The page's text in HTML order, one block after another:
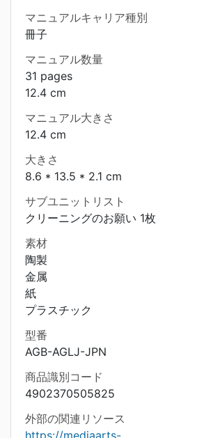
マニュアルキャリア種別
冊子
マニュアル数量
31 pages
12.4 cm
マニュアル大きさ
12.4 cm
大きさ
8.6 * 13.5 * 2.1 cm
サブユニットリスト
クリーニングのお願い 1枚
素材
陶製
金属
紙
プラスチック
型番
AGB-AGLJ-JPN
商品識別コード
4902370505825
外部の関連リソース
https://mediaarts-